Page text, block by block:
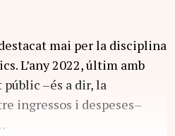
mai per la disciplina
L’any 2022, últim amb
–és a dir, la
ingressos i despeses–